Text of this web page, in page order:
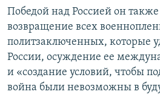
Победой над Россией он также
возвращение всех
политзаключенных, которые
России, осуждение ее
и «создание условий, чтобы
война были невозможны в